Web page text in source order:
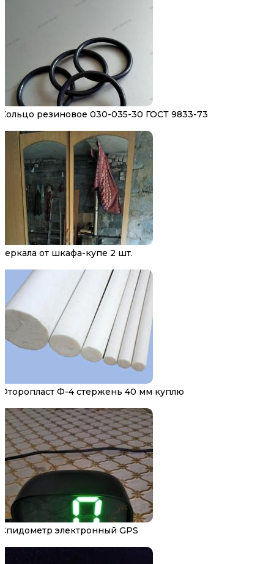
Кольцо резиновое 030-035-30 ГОСТ 9833-73
Зеркала от шкафа-купе 2 шт.
Фторопласт Ф-4 стержень 40 мм куплю
Спидометр электронный GPS